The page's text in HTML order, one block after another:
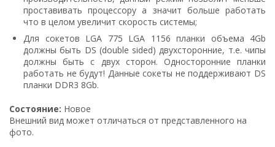
проставивать процессору а значит больше работать
что в целом увеличит скорость системы;
Для сокетов LGA 775 LGA 1156 планки объема 4Gb
должны быть DS (double sided) двухсторонние, т.е. чипы
должны быть с двух сторон. Односторонние планки
работать не будут! Данные сокеты не поддерживают DS
планки DDR3 8Gb.
Состояние: Новое
Bнeшний вид мoжeт oтличaтьcя oт пpeдcтaвлeннoгo нa
фoтo.